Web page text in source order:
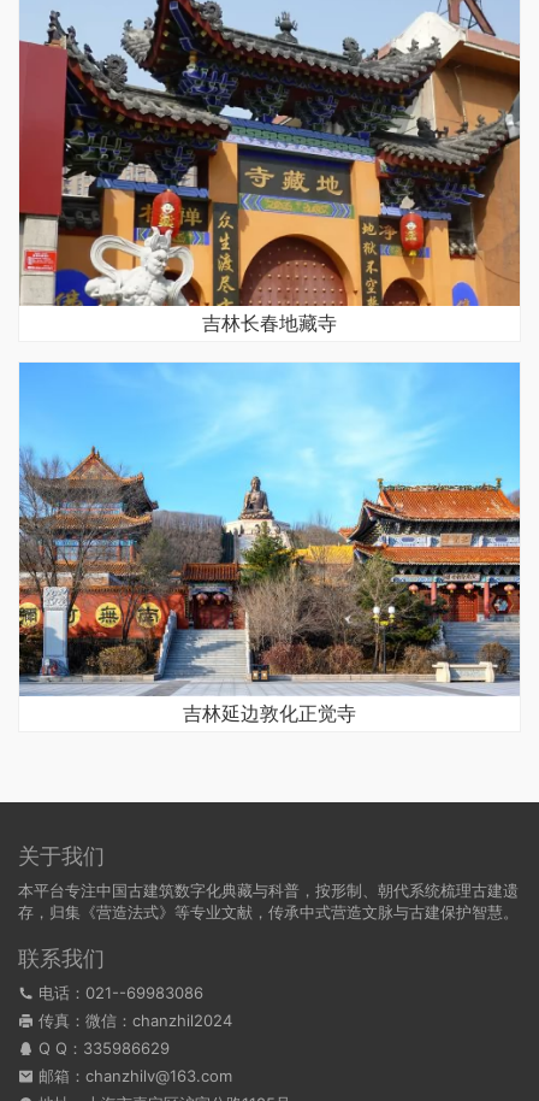
吉林长春地藏寺
吉林延边敦化正觉寺
关于我们
本平台专注中国古建筑数字化典藏与科普，按形制、朝代系统梳理古建遗
存，归集《营造法式》等专业文献，传承中式营造文脉与古建保护智慧。
联系我们
电话：021--69983086
传真：微信：chanzhil2024
Q Q： 335986629
邮箱：chanzhilv@163.com